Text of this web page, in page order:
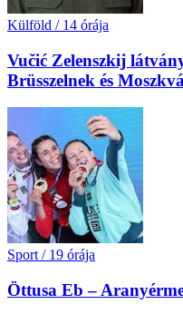
Külföld / 14 órája
Vučić Zelenszkij
Brüsszelnek és
Sport / 19 órája
Öttusa Eb –